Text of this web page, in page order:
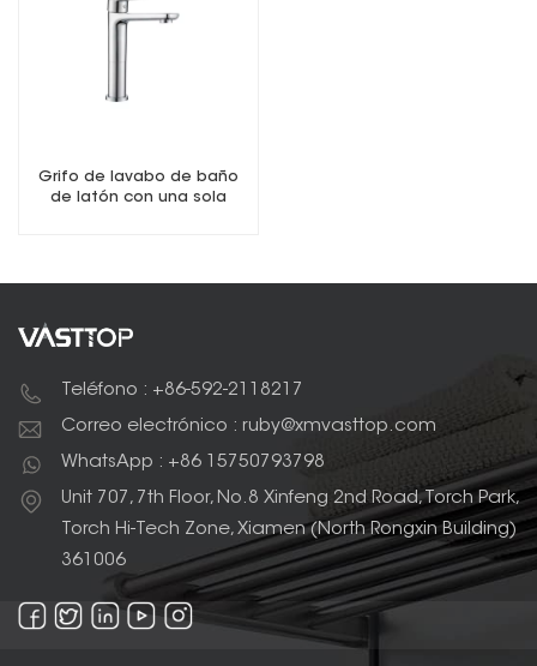
Grifo de lavabo de baño
de latón con una sola
Teléfono : +86-592-2118217
Correo electrónico : ruby@xmvasttop.com
WhatsApp : +86 15750793798
Unit 707, 7th Floor, No.8 Xinfeng 2nd Road, Torch Park,
Torch Hi-Tech Zone, Xiamen (North Rongxin Building)
361006